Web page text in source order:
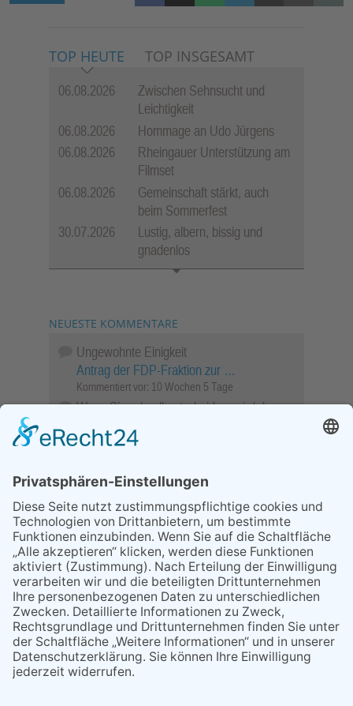
TOP HEUTE TOP INSGESAMT
06.08.2026
Zwischen Sehnsucht und
Leichtigkeit
06.08.2026
Hommage an Udo Jürgens
06.08.2026
Rheingauer Unterstützung am
Filmset
06.08.2026
Gemeinschaft stärkt, auch
beim Sommerfest
30.07.2026
Lustig, albern, bissig und
gnadenlos
NEUESTE KOMMENTARE
Ungewohnte Einigkeit
Antrag der FDP-Fraktion zur …
Kommentiert vor: 10 Wochen 5 Tage
Wenn Sie schnell entscheiden, wird das
Objekt …
Bahnübergang Rüdesheim
Sperrung für Wassersportler schlägt hohe
Sperrung der Stillgewässer
Kommentiert vor: 1 Jahr 50 Wochen
Literarischer Rückblick
Alte Schule
Kommentiert vor: 3 Jahre 18 Wochen
Abschaltung der Straßenbeleuchtung
Abschaltung der Strassenbeleuchtung
Kommentiert vor:3 Jahre 29 Wochen